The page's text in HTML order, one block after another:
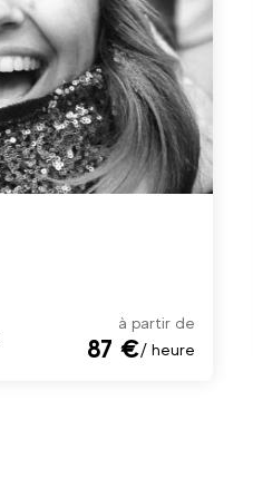
à partir de
87 €/ heure